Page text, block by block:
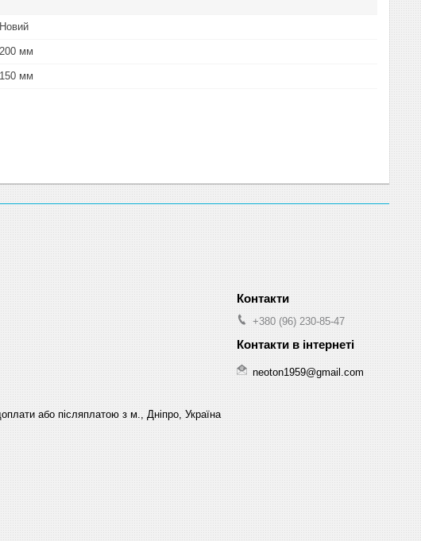
Новий
200 мм
150 мм
або післяплатою з м., Дніпро, Україна
+380 (96) 230-85-47
neoton1959@gmail.com